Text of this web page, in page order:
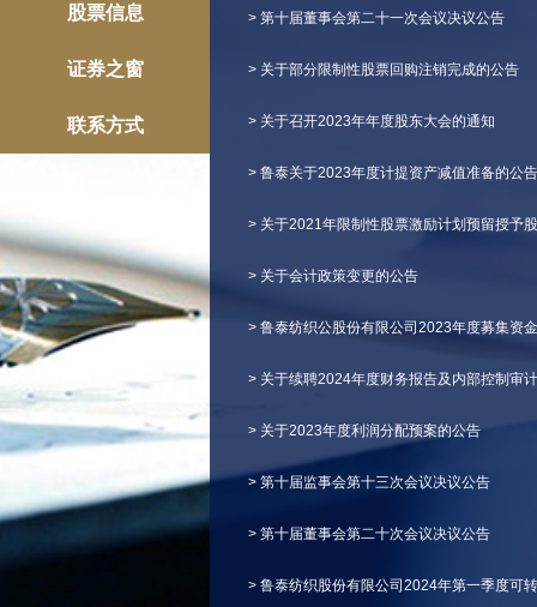
股票信息
证券之窗
联系方式
> 第十届董事会第二十一次会议决议公告
> 关于部分限制性股票回购注销完成的公告
> 关于召开2023年年度股东大会的通知
> 鲁泰关于2023年度计提资产减值准备的公告
> 关于2021年限制性股票激励计划预留授予
> 关于会计政策变更的公告
> 鲁泰纺织公股份有限公司2023年度募集资
> 关于续聘2024年度财务报告及内部控制审
> 关于2023年度利润分配预案的公告
> 第十届监事会第十三次会议决议公告
> 第十届董事会第二十次会议决议公告
> 鲁泰纺织股份有限公司2024年第一季度可